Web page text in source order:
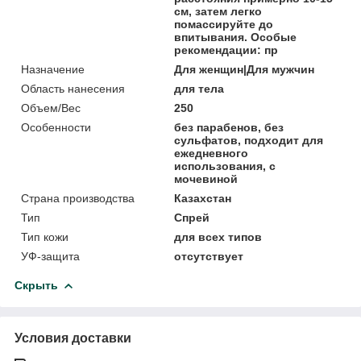
см, затем легко
помассируйте до
впитывания. Особые
рекомендации: пр
Назначение
Для женщин|Для мужчин
Область нанесения
для тела
Объем/Вес
250
Особенности
без парабенов, без
сульфатов, подходит для
ежедневного
использования, с
мочевиной
Страна производства
Казахстан
Тип
Спрей
Тип кожи
для всех типов
УФ-защита
отсутствует
Скрыть
Условия доставки